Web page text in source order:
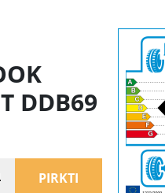
DDB69
PIRKTI